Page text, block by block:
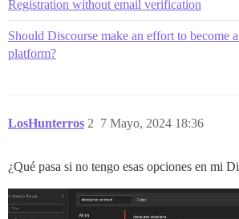
Registration without email verification
Should Discourse make an effort to become
platform?
LosHunterros 7 Mayo, 2024 18:36
2
¿Qué pasa si no tengo esas opciones en mi